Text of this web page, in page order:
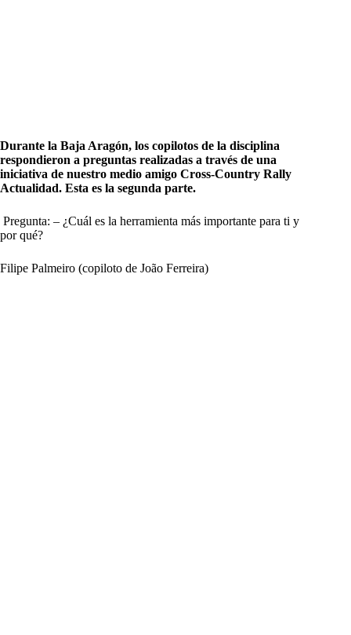
Durante la Baja Aragón, los copilotos de la disciplina
respondieron a preguntas realizadas a través de una
iniciativa de nuestro medio amigo Cross-Country Rally
Actualidad. Esta es la segunda parte.
Pregunta: – ¿Cuál es la herramienta más importante para ti y
por qué?
Filipe Palmeiro (copiloto de João Ferreira)